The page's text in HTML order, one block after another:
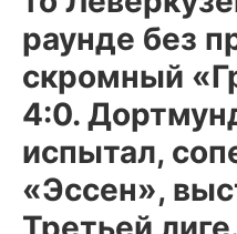
раунде без
скромный
4:0.
испытал,
«Эссен»,